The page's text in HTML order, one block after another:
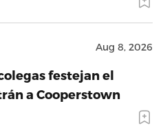
Aug 8, 2026
festejan el
a Cooperstown